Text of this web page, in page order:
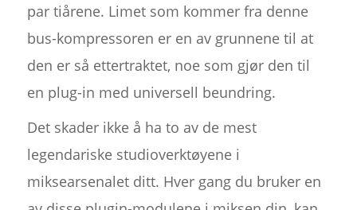
par tiårene. Limet som kommer fra denne
bus-kompressoren er en av grunnene til at
den er så ettertraktet, noe som gjør den til
en plug-in med universell beundring.
Det skader ikke å ha to av de mest
legendariske studioverktøyene i
miksearsenalet ditt. Hver gang du bruker en